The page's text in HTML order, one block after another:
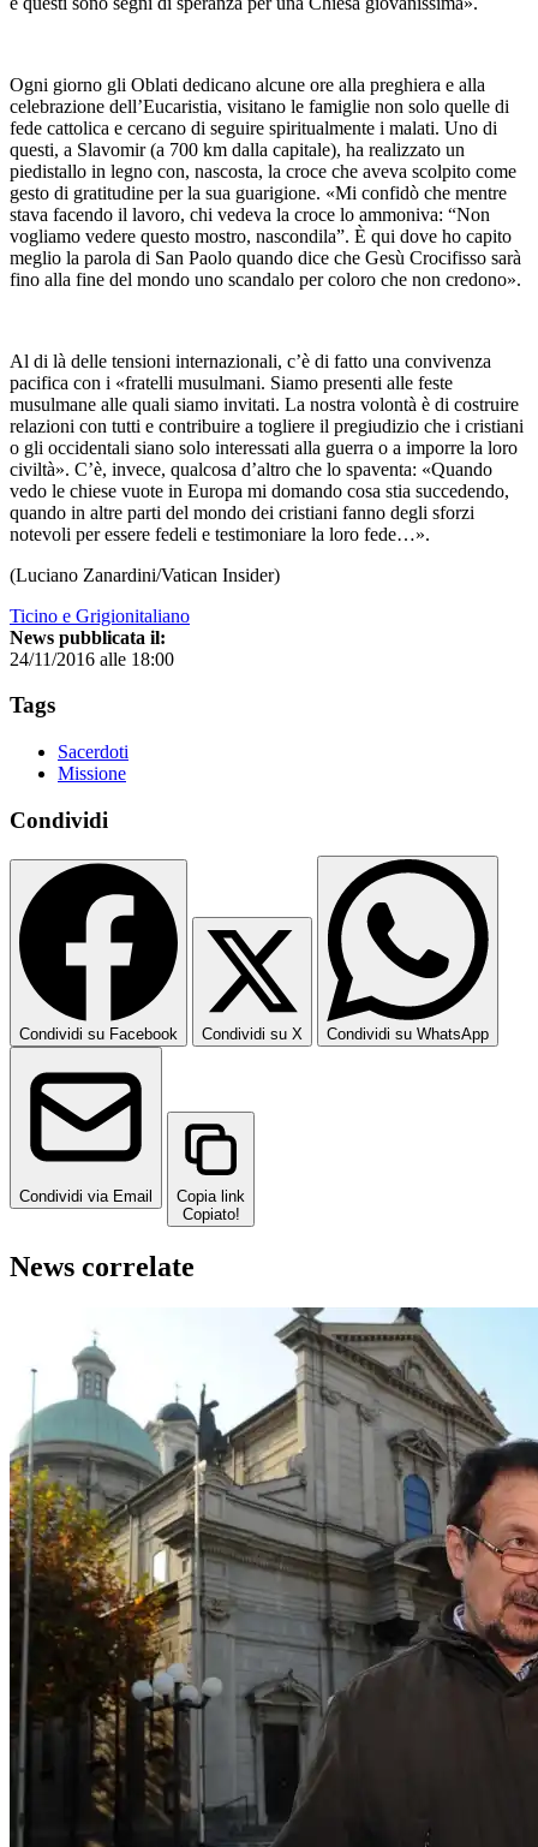
Ogni giorno gli Oblati dedicano alcune ore alla preghiera e alla
celebrazione dell’Eucaristia, visitano le famiglie non solo quelle di
fede cattolica e cercano di seguire spiritualmente i malati. Uno di
questi, a Slavomir (a 700 km dalla capitale), ha realizzato un
piedistallo in legno con, nascosta, la croce che aveva scolpito come
gesto di gratitudine per la sua guarigione. «Mi confidò che mentre
stava facendo il lavoro, chi vedeva la croce lo ammoniva: “Non
vogliamo vedere questo mostro, nascondila”. È qui dove ho capito
meglio la parola di San Paolo quando dice che Gesù Crocifisso sarà
fino alla fine del mondo uno scandalo per coloro che non credono».
Al di là delle tensioni internazionali, c’è di fatto una convivenza
pacifica con i «fratelli musulmani. Siamo presenti alle feste
musulmane alle quali siamo invitati. La nostra volontà è di costruire
relazioni con tutti e contribuire a togliere il pregiudizio che i cristiani
o gli occidentali siano solo interessati alla guerra o a imporre la loro
civiltà». C’è, invece, qualcosa d’altro che lo spaventa: «Quando
vedo le chiese vuote in Europa mi domando cosa stia succedendo,
quando in altre parti del mondo dei cristiani fanno degli sforzi
notevoli per essere fedeli e testimoniare la loro fede…».
(Luciano Zanardini/Vatican Insider)
Ticino e Grigionitaliano
News pubblicata il:
24/11/2016 alle 18:00
Tags
Sacerdoti
Missione
Condividi
Condividi su Facebook Condividi su X Condividi su WhatsApp
Condividi via Email
Copia link
Copiato!
News correlate